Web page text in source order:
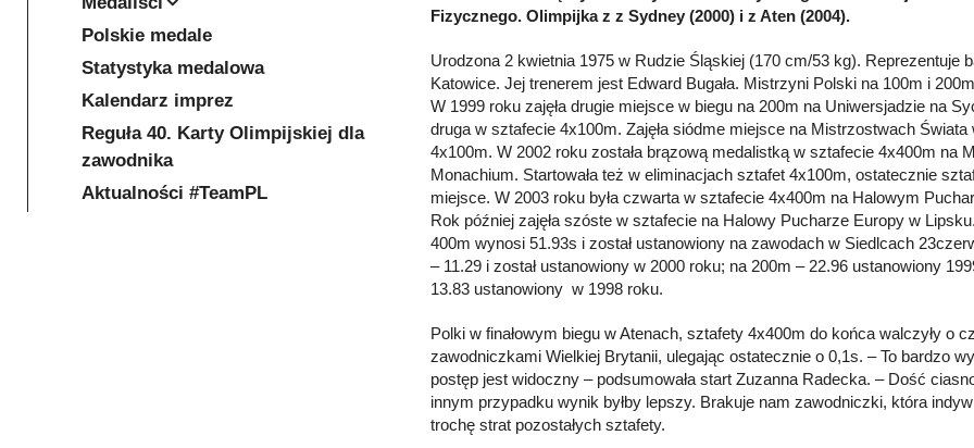
Fizycznego. Olimpijka z z Sydney (2000) i z Aten (2004).
Urodzona 2 kwietnia 1975 w Rudzie Śląskiej (170 cm/53 kg). Reprezentuje
Katowice. Jej trenerem jest Edward Bugała. Mistrzyni Polski na 100m i
W 1999 roku zajęła drugie miejsce w biegu na 200m na Uniwersjadzie na
druga w sztafecie 4x100m. Zajęła siódme miejsce na Mistrzostwach
4x100m. W 2002 roku została brązową medalistką w sztafecie 4x400m na
Monachium. Startowała też w eliminacjach sztafet 4x100m, ostatecznie
miejsce. W 2003 roku była czwarta w sztafecie 4x400m na Halowym
Rok później zajęła szóste w sztafecie na Halowy Pucharze Europy w
400m wynosi 51.93s i został ustanowiony na zawodach w Siedlcach
– 11.29 i został ustanowiony w 2000 roku; na 200m – 22.96 ustanowiony
13.83 ustanowiony w 1998 roku.
Polki w finałowym biegu w Atenach, sztafety 4x400m do końca walczyły o
zawodniczkami Wielkiej Brytanii, ulegając ostatecznie o 0,1s. – To bardzo
postęp jest widoczny – podsumowała start Zuzanna Radecka. – Dość
innym przypadku wynik byłby lepszy. Brakuje nam zawodniczki, która
trochę strat pozostałych sztafety.
Polskie medale
Statystyka medalowa
Kalendarz imprez
Reguła 40. Karty Olimpijskiej dla
zawodnika
Aktualności #TeamPL